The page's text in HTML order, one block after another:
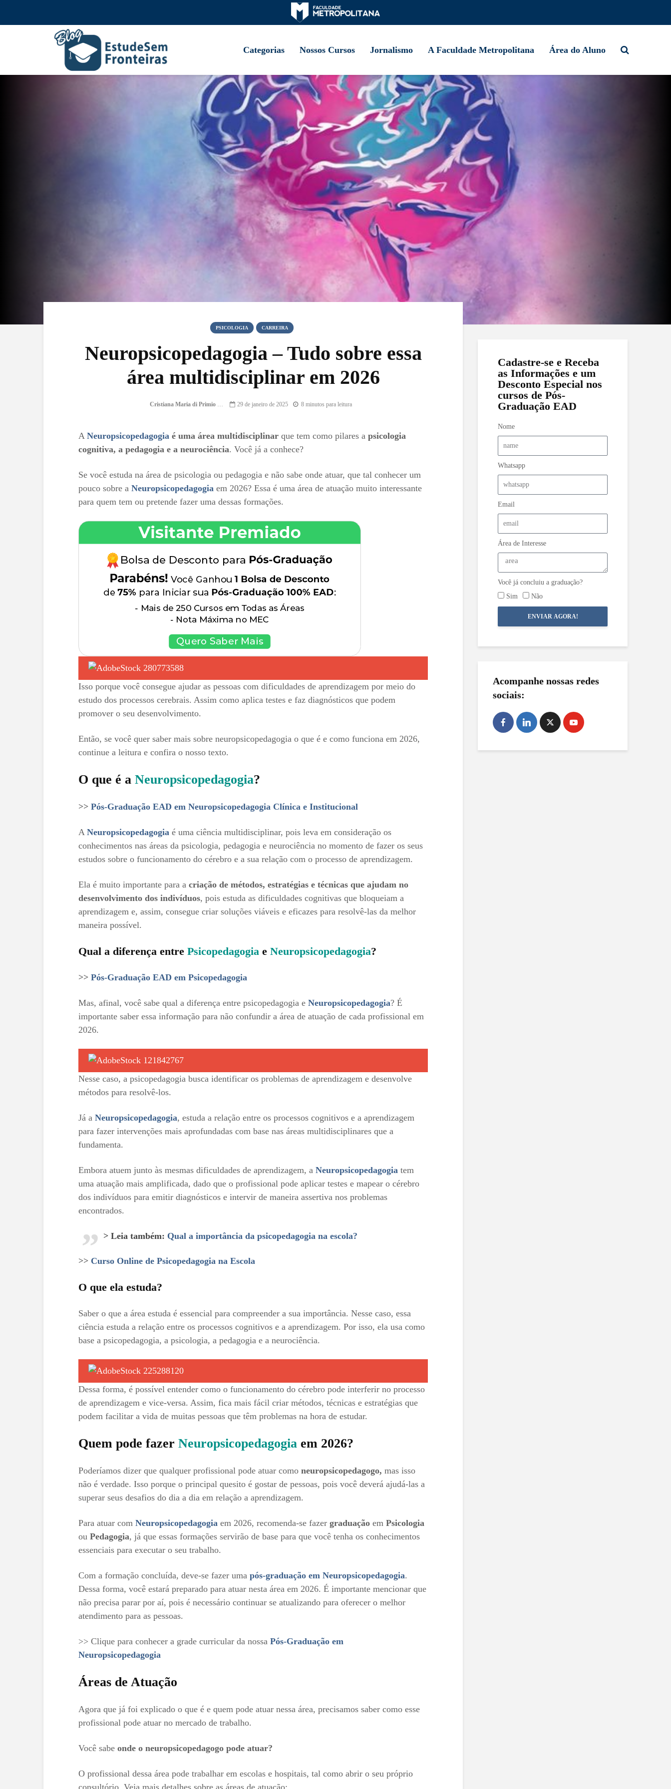
Categorias Nossos Cursos Jornalismo A Faculdade Metropolitana Área do Aluno
PSICOLOGIA CARREIRA
Neuropsicopedagogia – Tudo sobre essa
área multidisciplinar em 2026
Cristiana Maria di Primio Gonçalves 29 de janeiro de 2025 8 minutos para leitura
A Neuropsicopedagogia é uma área multidisciplinar que tem como pilares a psicologia
cognitiva, a pedagogia e a neurociência. Você já a conhece?
Se você estuda na área de psicologia ou pedagogia e não sabe onde atuar, que tal conhecer um
pouco sobre a Neuropsicopedagogia em 2026? Essa é uma área de atuação muito interessante
para quem tem ou pretende fazer uma dessas formações.
Isso porque você consegue ajudar as pessoas com dificuldades de aprendizagem por meio do
estudo dos processos cerebrais. Assim como aplica testes e faz diagnósticos que podem
promover o seu desenvolvimento.
Então, se você quer saber mais sobre neuropsicopedagogia o que é e como funciona em 2026,
continue a leitura e confira o nosso texto.
O que é a Neuropsicopedagogia?
>> Pós-Graduação EAD em Neuropsicopedagogia Clínica e Institucional
A Neuropsicopedagogia é uma ciência multidisciplinar, pois leva em consideração os
conhecimentos nas áreas da psicologia, pedagogia e neurociência no momento de fazer os seus
estudos sobre o funcionamento do cérebro e a sua relação com o processo de aprendizagem.
Ela é muito importante para a criação de métodos, estratégias e técnicas que ajudam no
desenvolvimento dos indivíduos, pois estuda as dificuldades cognitivas que bloqueiam a
aprendizagem e, assim, consegue criar soluções viáveis e eficazes para resolvê-las da melhor
maneira possível.
Qual a diferença entre Psicopedagogia e Neuropsicopedagogia?
>> Pós-Graduação EAD em Psicopedagogia
Mas, afinal, você sabe qual a diferença entre psicopedagogia e Neuropsicopedagogia? É
importante saber essa informação para não confundir a área de atuação de cada profissional em
2026.
Nesse caso, a psicopedagogia busca identificar os problemas de aprendizagem e desenvolve
métodos para resolvê-los.
Já a Neuropsicopedagogia, estuda a relação entre os processos cognitivos e a aprendizagem
para fazer intervenções mais aprofundadas com base nas áreas multidisciplinares que a
fundamenta.
Embora atuem junto às mesmas dificuldades de aprendizagem, a Neuropsicopedagogia tem
uma atuação mais amplificada, dado que o profissional pode aplicar testes e mapear o cérebro
dos indivíduos para emitir diagnósticos e intervir de maneira assertiva nos problemas
encontrados.
> Leia também: Qual a importância da psicopedagogia na escola?
>> Curso Online de Psicopedagogia na Escola
O que ela estuda?
Saber o que a área estuda é essencial para compreender a sua importância. Nesse caso, essa
ciência estuda a relação entre os processos cognitivos e a aprendizagem. Por isso, ela usa como
base a psicopedagogia, a psicologia, a pedagogia e a neurociência.
Dessa forma, é possível entender como o funcionamento do cérebro pode interferir no processo
de aprendizagem e vice-versa. Assim, fica mais fácil criar métodos, técnicas e estratégias que
podem facilitar a vida de muitas pessoas que têm problemas na hora de estudar.
Quem pode fazer Neuropsicopedagogia em 2026?
Poderíamos dizer que qualquer profissional pode atuar como neuropsicopedagogo, mas isso
não é verdade. Isso porque o principal quesito é gostar de pessoas, pois você deverá ajudá-las a
superar seus desafios do dia a dia em relação a aprendizagem.
Para atuar com Neuropsicopedagogia em 2026, recomenda-se fazer graduação em Psicologia
ou Pedagogia, já que essas formações servirão de base para que você tenha os conhecimentos
essenciais para executar o seu trabalho.
Com a formação concluída, deve-se fazer uma pós-graduação em Neuropsicopedagogia.
Dessa forma, você estará preparado para atuar nesta área em 2026. É importante mencionar que
não precisa parar por aí, pois é necessário continuar se atualizando para oferecer o melhor
atendimento para as pessoas.
>> Clique para conhecer a grade curricular da nossa Pós-Graduação em
Neuropsicopedagogia
Áreas de Atuação
Agora que já foi explicado o que é e quem pode atuar nessa área, precisamos saber como esse
profissional pode atuar no mercado de trabalho.
Você sabe onde o neuropsicopedagogo pode atuar?
O profissional dessa área pode trabalhar em escolas e hospitais, tal como abrir o seu próprio
consultório. Veja mais detalhes sobre as áreas de atuação:
Cadastre-se e Receba
as Informações e um
Desconto Especial nos
cursos de Pós-
Graduação EAD
Nome
Whatsapp
Email
Área de Interesse
Você já concluiu a graduação?
Sim
Não
ENVIAR AGORA!
Acompanhe nossas redes
sociais: